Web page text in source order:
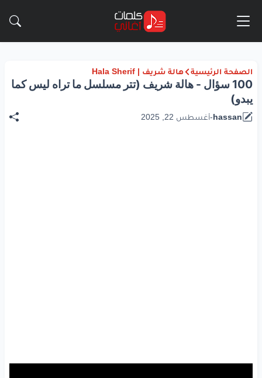
الصفحة الرئيسية هالة شريف | Hala Sherif
100 سؤال - هالة شريف (تتر مسلسل ما تراه ليس كما
يبدو)
hassan
-أغسطس 22, 2025